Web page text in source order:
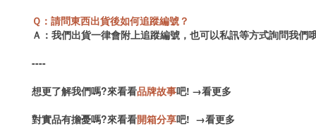
Ｑ：請問東西出貨後如何追蹤編號？
Ａ：我們出貨一律會附上追蹤編號，也可以私訊等方式詢問我們
----
想更了解我們嗎?來看看品牌故事吧! →看更多
對實品有擔憂嗎?來看看開箱分享吧! →看更多